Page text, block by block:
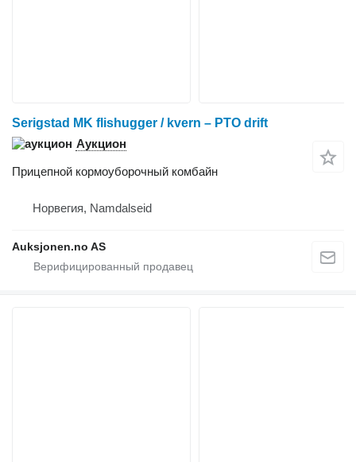
Serigstad MK flishugger / kvern – PTO drift
Аукцион
Прицепной кормоуборочный комбайн
Норвегия, Namdalseid
Auksjonen.no AS